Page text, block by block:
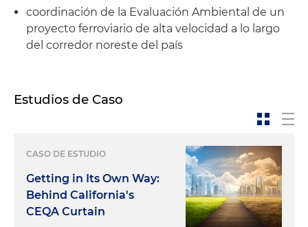
coordinación de la Evaluación Ambiental de un
proyecto ferroviario de alta velocidad a lo largo
del corredor noreste del país
Estudios de Caso
CASO DE ESTUDIO
Getting in Its Own Way:
Behind California's
CEQA Curtain